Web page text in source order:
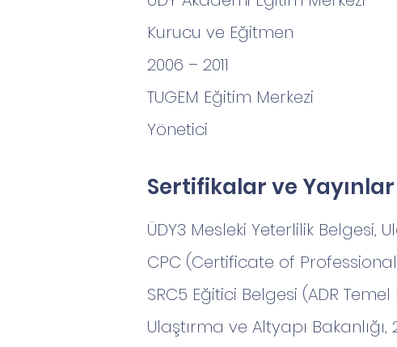
Kurucu ve Eğitmen
​2006 – 2011
TUGEM Eğitim Merkezi
Yönetici
Sertifikalar ve Yayınlar
ÜDY3 Mesleki Yeterlilik Belgesi,
CPC (Certificate of
SRC5 Eğitici Belgesi (ADR Temel
Ulaştırma ve Altyapı Bakanlığı,